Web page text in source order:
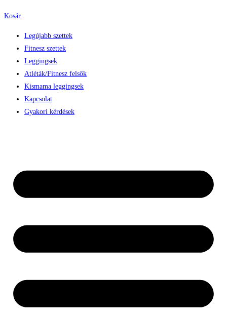
Kosár
Legújabb szettek
Fitnesz szettek
Leggingsek
Atléták/Fitnesz felsők
Kismama leggingsek
Kapcsolat
Gyakori kérdések